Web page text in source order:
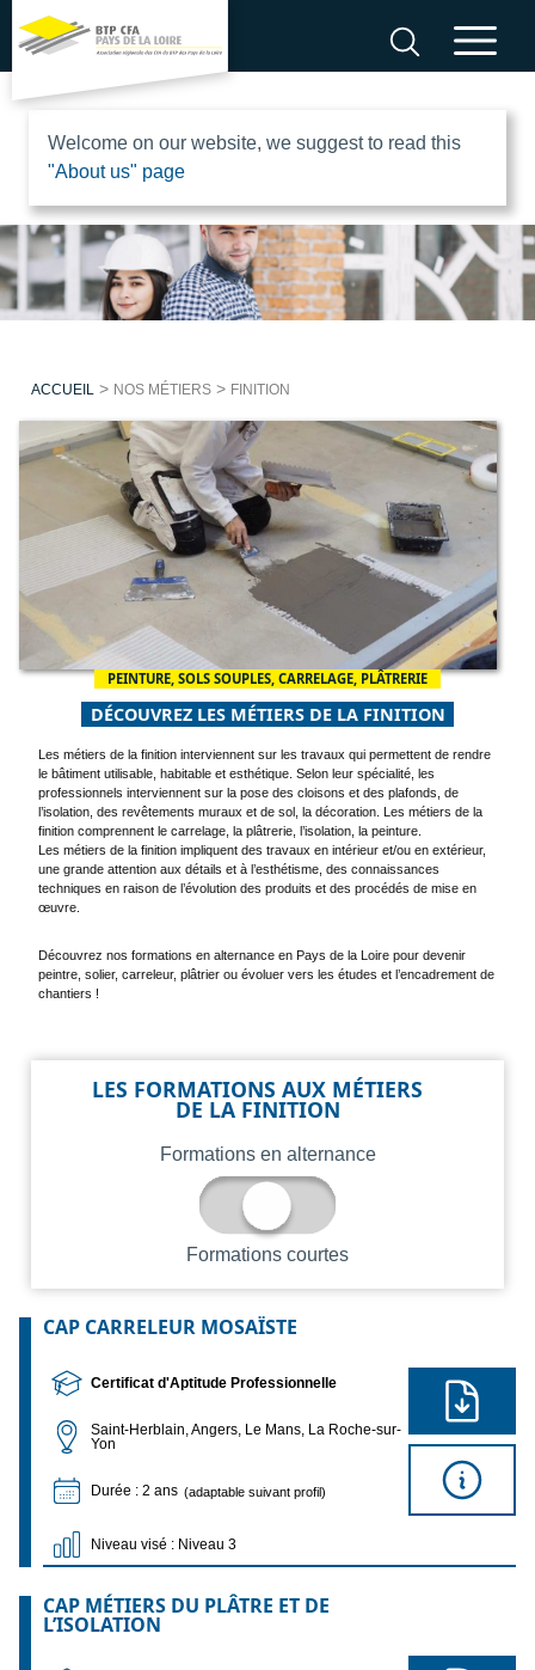
au
contenu
P
C
A
P
D
L
Welcome on our website, we suggest to read this
"About us" page
ACCUEIL > NOS MÉTIERS > FINITION
PEINTURE, SOLS SOUPLES, CARRELAGE, PLÂTRERIE
DÉCOUVREZ LES MÉTIERS DE LA FINITION
Les métiers de la finition interviennent sur les travaux qui permettent de rendre
le bâtiment utilisable, habitable et esthétique. Selon leur spécialité, les
professionnels interviennent sur la pose des cloisons et des plafonds, de
l’isolation, des revêtements muraux et de sol, la décoration. Les métiers de la
finition comprennent le carrelage, la plâtrerie, l’isolation, la peinture.
Les métiers de la finition impliquent des travaux en intérieur et/ou en extérieur,
une grande attention aux détails et à l’esthétisme, des connaissances
techniques en raison de l’évolution des produits et des procédés de mise en
œuvre.
Découvrez nos formations en alternance en Pays de la Loire pour devenir
peintre, solier, carreleur, plâtrier ou évoluer vers les études et l’encadrement de
chantiers !
LES FORMATIONS AUX MÉTIERS
DE LA FINITION
Formations en alternance
Formations courtes
CAP CARRELEUR MOSAÏSTE
Certificat d'Aptitude Professionnelle
Saint-Herblain, Angers, Le Mans, La Roche-sur-
Yon
Durée : 2 ans (adaptable suivant profil)
Niveau visé : Niveau 3
CAP MÉTIERS DU PLÂTRE ET DE
L’ISOLATION